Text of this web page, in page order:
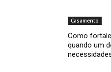
Casamento
Como
quando um